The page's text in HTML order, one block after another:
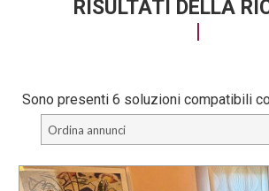
RISULTATI DELLA
Sono presenti 6 soluzioni compatibili
Ordina annunci